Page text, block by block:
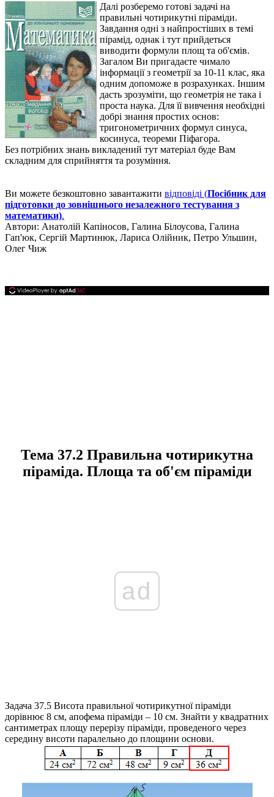
Далі розберемо готові задачі на
правильні чотирикутні піраміди.
Завдання одні з найпростіших в темі
пірамід, однак і тут прийдеться
виводити формули площ та об'ємів.
Загалом Ви пригадаєте чимало
інформації з геометрії за 10-11 клас, яка
одним допоможе в розрахунках. Іншим
дасть зрозуміти, що геометрія не така і
проста наука. Для її вивчення необхідні
добрі знання простих основ:
тригонометричних формул синуса,
косинуса, теореми Піфагора.
Без потрібних знань викладений тут матеріал буде Вам
складним для сприйняття та розуміння.
Ви можете безкоштовно завантажити відповіді (Посібник для
підготовки до зовнішнього незалежного тестування з
математики).
Автори: Анатолій Капіносов, Галина Білоусова, Галина
Гап'юк, Сергій Мартинюк, Лариса Олійник, Петро Ульшин,
Олег Чиж
Тема 37.2 Правильна чотирикутна
піраміда. Площа та об'єм піраміди
ad
Задача 37.5 Висота правильної чотирикутної піраміди
дорівнює 8 см, апофема піраміди – 10 см. Знайти у квадратних
сантиметрах площу перерізу піраміди, проведеного через
середину висоти паралельно до площини основи.